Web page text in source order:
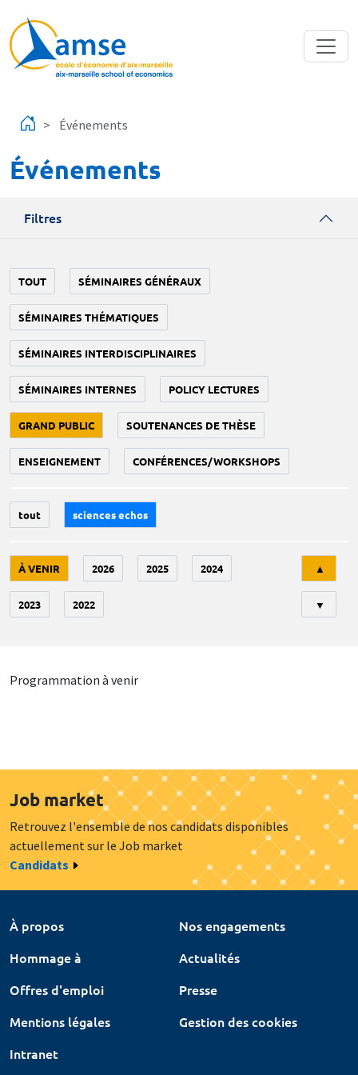
Événements
Événements
Filtres
TOUT SÉMINAIRES GÉNÉRAUX
SÉMINAIRES THÉMATIQUES
SÉMINAIRES INTERDISCIPLINAIRES
SÉMINAIRES INTERNES POLICY LECTURES
GRAND PUBLIC SOUTENANCES DE THÈSE
ENSEIGNEMENT CONFÉRENCES/WORKSHOPS
tout sciences echos
À VENIR 2026 2025 2024
2023 2022
▲
▼
Programmation à venir
Job market
Retrouvez l'ensemble de nos candidats disponibles
actuellement sur le Job market
Candidats
À propos
Nos engagements
Hommage à
Actualités
Offres d'emploi
Presse
Mentions légales
Gestion des cookies
Intranet